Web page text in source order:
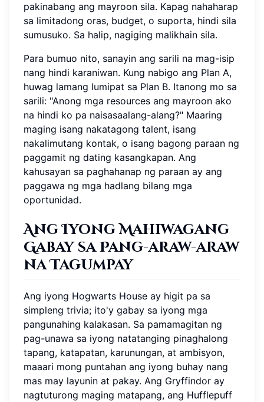
pakinabang ang mayroon sila. Kapag nahaharap
sa limitadong oras, budget, o suporta, hindi sila
sumusuko. Sa halip, nagiging malikhain sila.
Para bumuo nito, sanayin ang sarili na mag-isip
nang hindi karaniwan. Kung nabigo ang Plan A,
huwag lamang lumipat sa Plan B. Itanong mo sa
sarili: "Anong mga resources ang mayroon ako
na hindi ko pa naisasaalang-alang?" Maaring
maging isang nakatagong talent, isang
nakalimutang kontak, o isang bagong paraan ng
paggamit ng dating kasangkapan. Ang
kahusayan sa paghahanap ng paraan ay ang
paggawa ng mga hadlang bilang mga
oportunidad.
Ang Iyong Mahiwagang
Gabay sa Pang-araw-araw
na Tagumpay
Ang iyong Hogwarts House ay higit pa sa
simpleng trivia; ito'y gabay sa iyong mga
pangunahing kalakasan. Sa pamamagitan ng
pag-unawa sa iyong natatanging pinaghalong
tapang, katapatan, karunungan, at ambisyon,
maaari mong puntahan ang iyong buhay nang
mas may layunin at pakay. Ang Gryffindor ay
nagtuturong maging matapang, ang Hufflepuff